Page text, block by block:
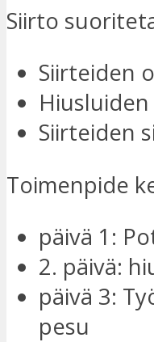
Siirto
Siirteiden
Siirteiden
Toimenpide
päivä 1:
2. päivä:
päivä 3:
pesu